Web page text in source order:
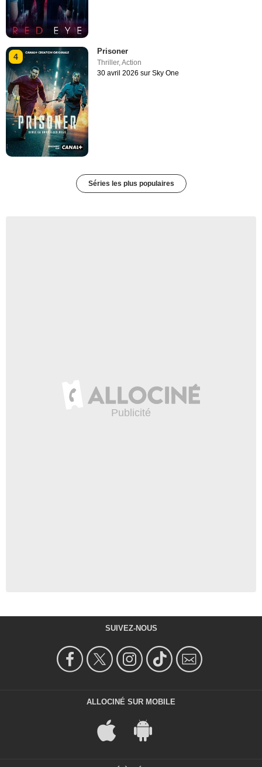
4
Prisoner
Thriller,Action
30 avril 2026 sur Sky One
Séries les plus populaires
SUIVEZ-NOUS
ALLOCINÉ SUR MOBILE